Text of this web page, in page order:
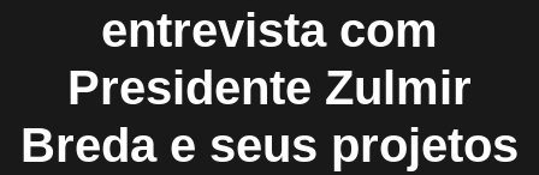
entrevista com
Presidente Zulmir
Breda e seus projetos